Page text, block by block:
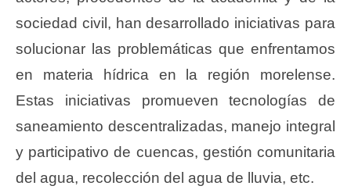
sociedad civil, han desarrollado iniciativas para
solucionar las problemáticas que enfrentamos
en materia hídrica en la región morelense.
Estas iniciativas promueven tecnologías de
saneamiento descentralizadas, manejo integral
y participativo de cuencas, gestión comunitaria
del agua, recolección del agua de lluvia, etc.